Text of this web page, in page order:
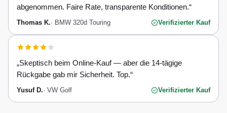
abgenommen. Faire Rate, transparente Konditionen.“
Thomas K.· BMW 320d Touring Verifizierter Kauf
„Skeptisch beim Online-Kauf — aber die 14-tägige
Rückgabe gab mir Sicherheit. Top.“
Yusuf D.· VW Golf Verifizierter Kauf